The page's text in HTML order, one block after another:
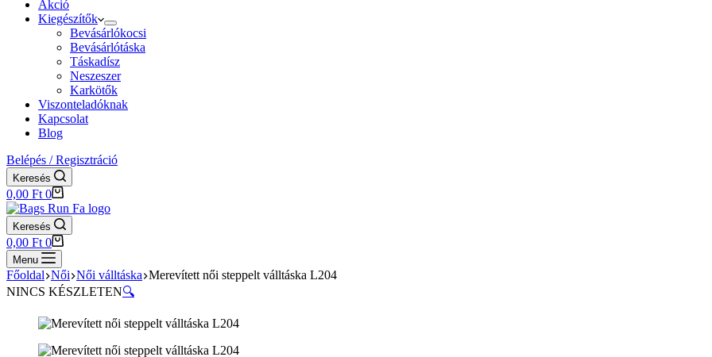
Akció
Kiegészítők
Bevásárlókocsi
Bevásárlótáska
Táskadísz
Neszeszer
Karkötők
Viszonteladóknak
Kapcsolat
Blog
Belépés / Regisztráció
Keresés
Shopping
cart
0,00 Ft 0
Keresés
Shopping
cart
0,00 Ft 0
Menu
Főoldal Női Női válltáska Merevített női steppelt válltáska L204
NINCS KÉSZLETEN🔍